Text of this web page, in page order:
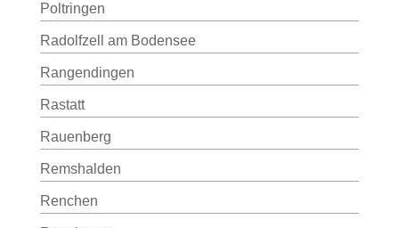
Poltringen
Radolfzell am Bodensee
Rangendingen
Rastatt
Rauenberg
Remshalden
Renchen